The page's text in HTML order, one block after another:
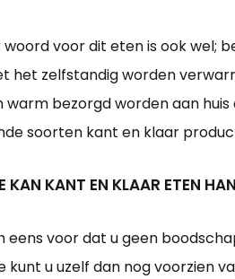
woord voor dit eten is ook wel;
het zelfstandig worden
warm bezorgd worden aan
soorten kant en klaar
KAN KANT EN KLAAR ETEN
eens voor dat u geen
kunt u uzelf dan nog voorzien